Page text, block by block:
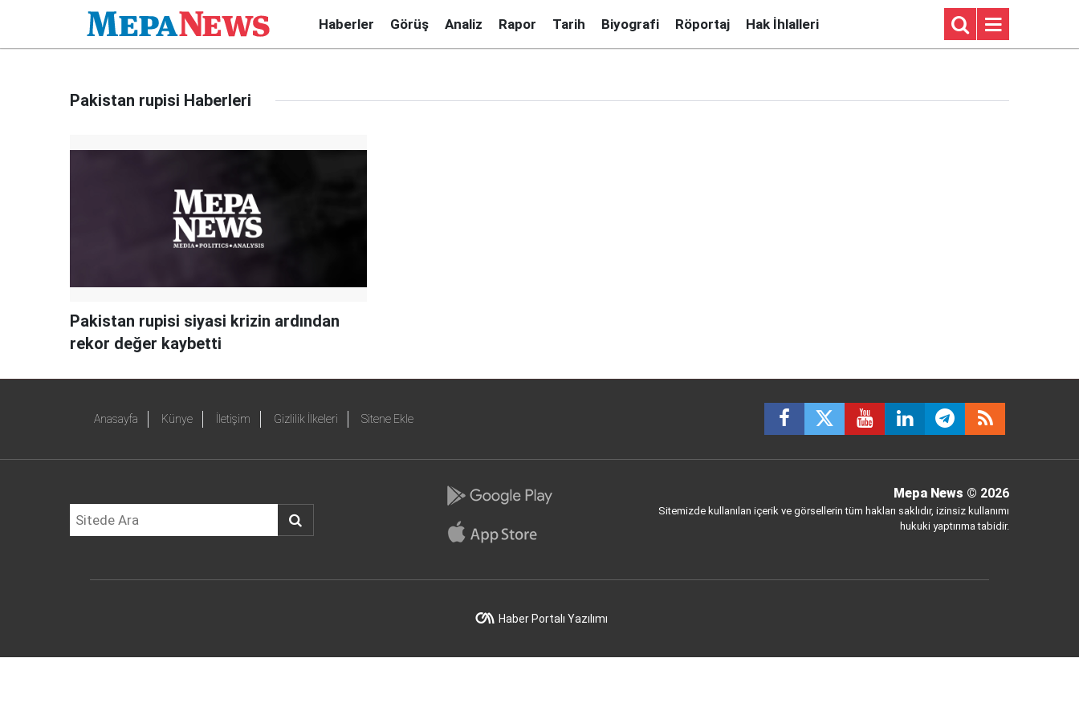
Haberler Görüş Analiz Rapor Tarih Biyografi Röportaj Hak İhlalleri
Pakistan rupisi Haberleri
Pakistan rupisi siyasi krizin ardından
rekor değer kaybetti
Anasayfa Künye İletişim Gizlilik İlkeleri Sitene Ekle
Mepa News © 2026
Sitemizde kullanılan içerik ve görsellerin tüm hakları saklıdır, izinsiz kullanımı
hukuki yaptırıma tabidir.
Haber Portalı Yazılımı